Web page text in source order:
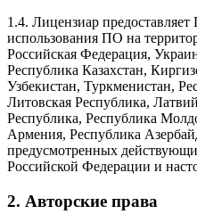
1.4. Лицензиар
использования ПО на
Российская Федерация,
Республика Казахстан,
Узбекистан, Туркменистан,
Литовская Республика,
Республика, Республика
Армения, Республика
предусмотренных
Российской Федерации и
2. Авторские права